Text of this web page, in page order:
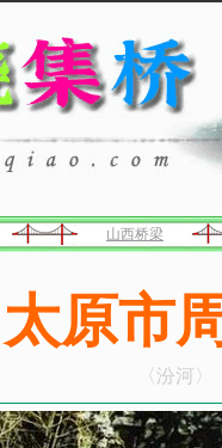
山西桥梁
太原市
〈汾河〉